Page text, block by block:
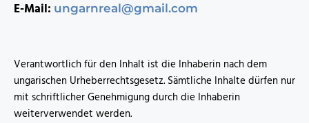
E-Mail: ungarnreal@gmail.com
Verantwortlich für den Inhalt ist die Inhaberin nach dem
ungarischen Urheberrechtsgesetz. Sämtliche Inhalte dürfen nur
mit schriftlicher Genehmigung durch die Inhaberin
weiterverwendet werden.